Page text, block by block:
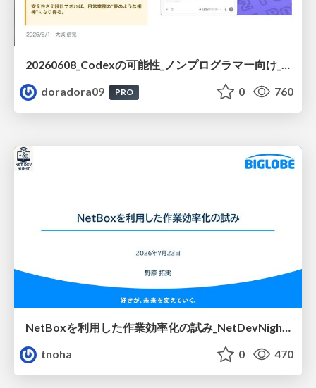
20260608_Codexの可能性_ノンプログラマー向け_大城追記
doradora09
PRO 0 760
tnoha
0 470